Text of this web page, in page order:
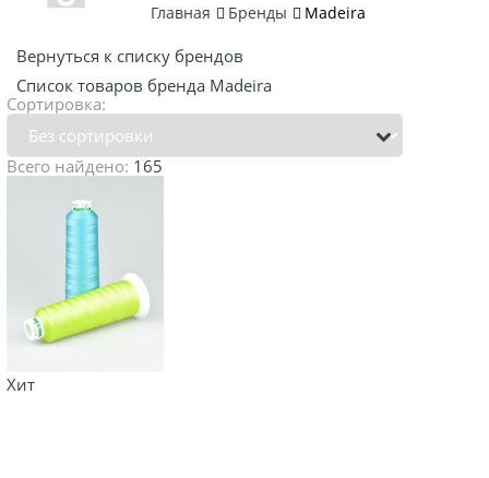
Главная Бренды Madeira
Вернуться к списку брендов
Список товаров бренда Madeira
Сортировка:
Всего найдено: 165
Хит